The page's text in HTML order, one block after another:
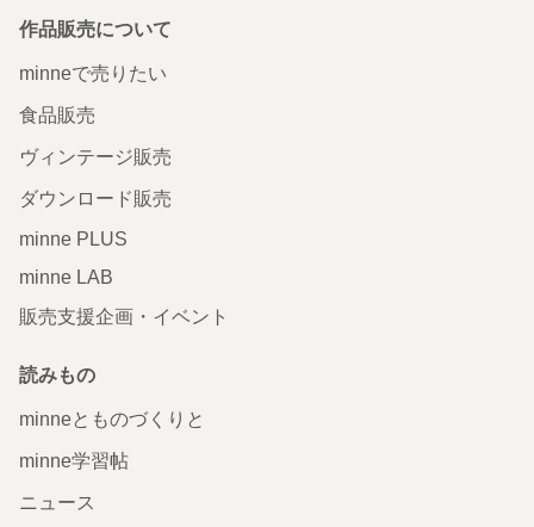
作品販売について
minneで売りたい
食品販売
ヴィンテージ販売
ダウンロード販売
minne PLUS
minne LAB
販売支援企画・イベント
読みもの
minneとものづくりと
minne学習帖
ニュース